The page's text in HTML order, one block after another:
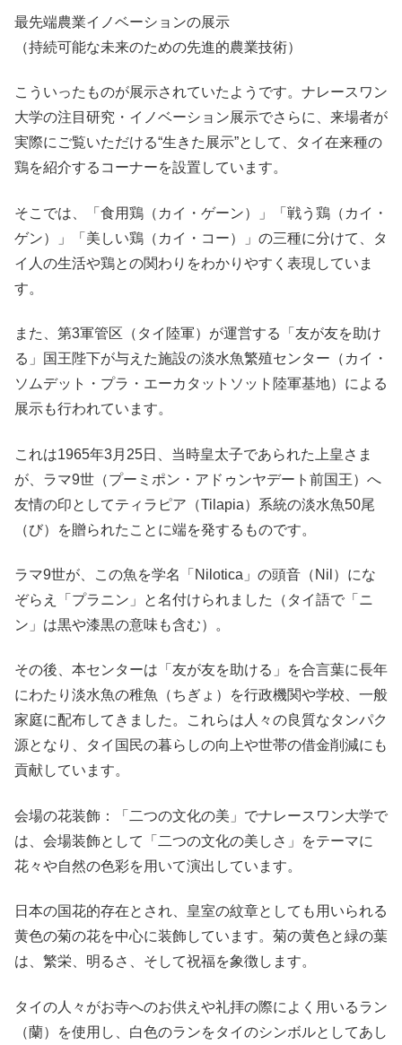
最先端農業イノベーションの展示
（持続可能な未来のための先進的農業技術）
こういったものが展示されていたようです。ナレースワン
大学の注目研究・イノベーション展示でさらに、来場者が
実際にご覧いただける“生きた展示”として、タイ在来種の
鶏を紹介するコーナーを設置しています。
そこでは、「食用鶏（カイ・ゲーン）」「戦う鶏（カイ・
ゲン）」「美しい鶏（カイ・コー）」の三種に分けて、タ
イ人の生活や鶏との関わりをわかりやすく表現していま
す。
また、第3軍管区（タイ陸軍）が運営する「友が友を助け
る」国王陛下が与えた施設の淡水魚繁殖センター（カイ・
ソムデット・プラ・エーカタットソット陸軍基地）による
展示も行われています。
これは1965年3月25日、当時皇太子であられた上皇さま
が、ラマ9世（プーミポン・アドゥンヤデート前国王）へ
友情の印としてティラピア（Tilapia）系統の淡水魚50尾
（び）を贈られたことに端を発するものです。
ラマ9世が、この魚を学名「Nilotica」の頭音（Nil）にな
ぞらえ「プラニン」と名付けられました（タイ語で「ニ
ン」は黒や漆黒の意味も含む）。
その後、本センターは「友が友を助ける」を合言葉に長年
にわたり淡水魚の稚魚（ちぎょ）を行政機関や学校、一般
家庭に配布してきました。これらは人々の良質なタンパク
源となり、タイ国民の暮らしの向上や世帯の借金削減にも
貢献しています。
会場の花装飾：「二つの文化の美」でナレースワン大学で
は、会場装飾として「二つの文化の美しさ」をテーマに
花々や自然の色彩を用いて演出しています。
日本の国花的存在とされ、皇室の紋章としても用いられる
黄色の菊の花を中心に装飾しています。菊の黄色と緑の葉
は、繁栄、明るさ、そして祝福を象徴します。
タイの人々がお寺へのお供えや礼拝の際によく用いるラン
（蘭）を使用し、白色のランをタイのシンボルとしてあし